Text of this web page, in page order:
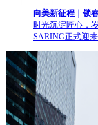
向美新征程｜锁
时光沉淀匠心，
SARING正式迎